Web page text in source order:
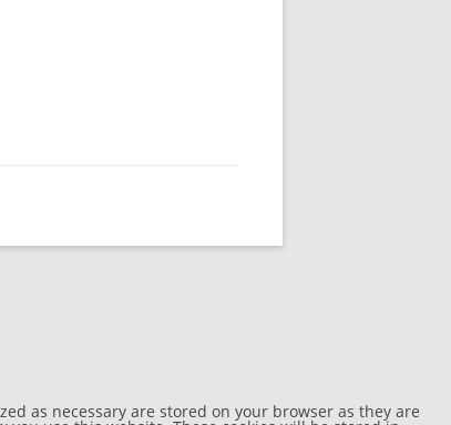
as necessary are stored on your browser as they are